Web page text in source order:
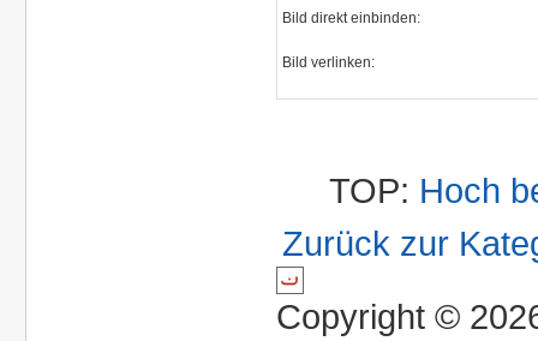
Bild direkt einbinden:
Bild verlinken:
TOP: Hoch
Zurück zur
Copyright ©